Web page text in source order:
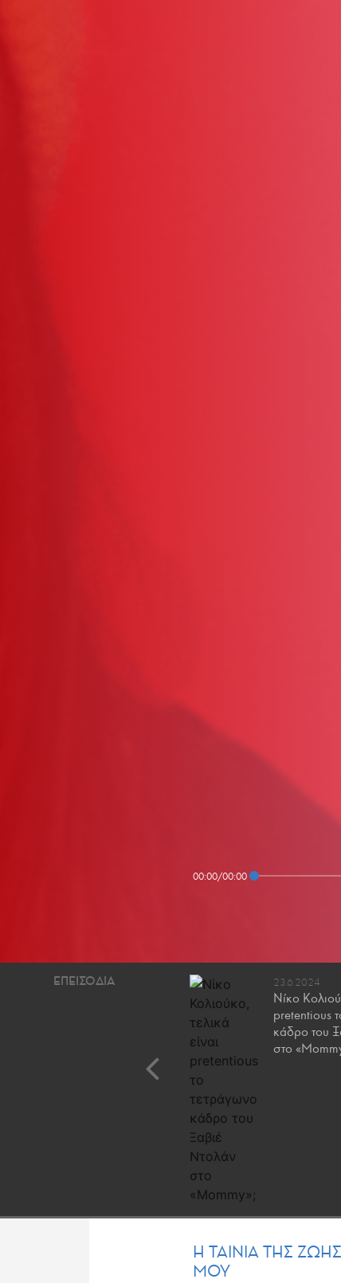
00:00/00:00
10.4.2021 23.6.2024
Νίκο
pretentious
κάδρο του
στο
Η ΤΑΙΝΙΑ ΤΗΣ ΖΩΗΣ
ΜΟΥ